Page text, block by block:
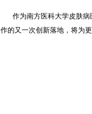
作为南方医科大学皮肤
作的又一次创新落地，将为更